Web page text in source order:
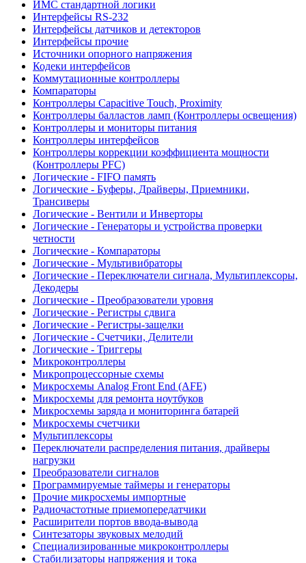
ИМС стандартной логики
Интерфейсы RS-232
Интерфейсы датчиков и детекторов
Интерфейсы прочие
Источники опорного напряжения
Кодеки интерфейсов
Коммутационные контроллеры
Компараторы
Контроллеры Capacitive Touch, Proximity
Контроллеры балластов ламп (Контроллеры освещения)
Контроллеры и мониторы питания
Контроллеры интерфейсов
Контроллеры коррекции коэффициента мощности
(Контроллеры PFC)
Логические - FIFO память
Логические - Буферы, Драйверы, Приемники,
Трансиверы
Логические - Вентили и Инверторы
Логические - Генераторы и устройства проверки
четности
Логические - Компараторы
Логические - Мультивибраторы
Логические - Переключатели сигнала, Мультиплексоры,
Декодеры
Логические - Преобразователи уровня
Логические - Регистры сдвига
Логические - Регистры-защелки
Логические - Счетчики, Делители
Логические - Триггеры
Микроконтроллеры
Микропроцессорные схемы
Микросхемы Analog Front End (AFE)
Микросхемы для ремонта ноутбуков
Микросхемы заряда и мониторинга батарей
Микросхемы счетчики
Мультиплексоры
Переключатели распределения питания, драйверы
нагрузки
Преобразователи сигналов
Программируемые таймеры и генераторы
Прочие микросхемы импортные
Радиочастотные приемопередатчики
Расширители портов ввода-вывода
Синтезаторы звуковых мелодий
Специализированные микроконтроллеры
Стабилизаторы напряжения и тока